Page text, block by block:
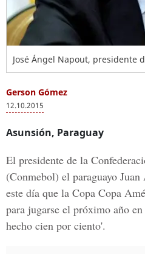
José Ángel Napout, presidente
Gerson Gómez
12.10.2015
Asunsión, Paraguay
El presidente de la
(Conmebol) el paraguayo
este día que la Copa Copa
para jugarse el próximo año
hecho cien por ciento'.